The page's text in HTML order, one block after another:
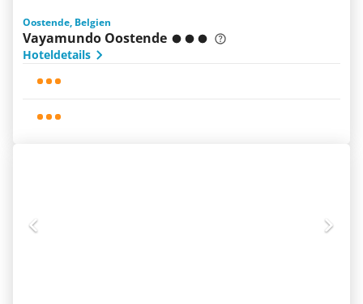
Oostende, Belgien
Vayamundo Oostende
Hoteldetails